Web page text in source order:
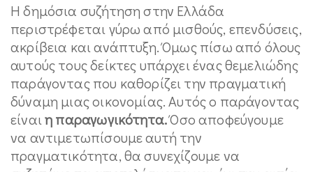
Η δημόσια συζήτηση στην Ελλάδα
περιστρέφεται γύρω από μισθούς, επενδύσεις,
ακρίβεια και ανάπτυξη. Όμως πίσω από όλους
αυτούς τους δείκτες υπάρχει ένας θεμελιώδης
παράγοντας που καθορίζει την πραγματική
δύναμη μιας οικονομίας. Αυτός ο παράγοντας
είναιη παραγωγικότητα.Όσο αποφεύγουμε
να αντιμετωπίσουμε αυτή την
πραγματικότητα, θα συνεχίζουμε να